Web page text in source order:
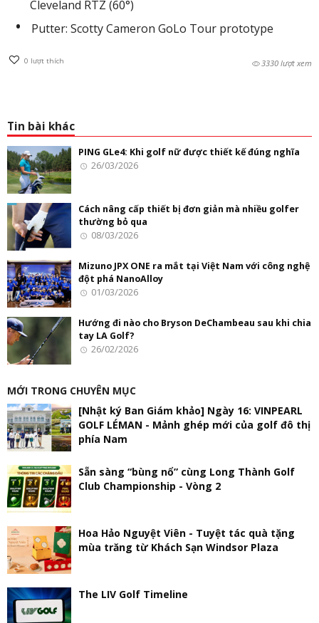
Cleveland RTZ (60°)
Putter: Scotty Cameron GoLo Tour prototype
0 lượt thích 3330 lượt xem
Tin bài khác
PING GLe4: Khi golf nữ được thiết kế đúng nghĩa
26/03/2026
Cách nâng cấp thiết bị đơn giản mà nhiều golfer
thường bỏ qua
08/03/2026
Mizuno JPX ONE ra mắt tại Việt Nam với công nghệ
đột phá NanoAlloy
01/03/2026
Hướng đi nào cho Bryson DeChambeau sau khi chia
tay LA Golf?
26/02/2026
MỚI TRONG CHUYÊN MỤC
[Nhật ký Ban Giám khảo] Ngày 16: VINPEARL
GOLF LÉMAN - Mảnh ghép mới của golf đô thị
phía Nam
Sẵn sàng “bùng nổ” cùng Long Thành Golf
Club Championship - Vòng 2
Hoa Hảo Nguyệt Viên - Tuyệt tác quà tặng
mùa trăng từ Khách Sạn Windsor Plaza
The LIV Golf Timeline